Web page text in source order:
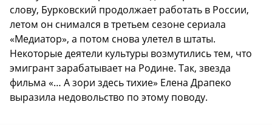
слову, Бурковский продолжает работать в России,
летом он снимался в третьем сезоне сериала
«Медиатор», а потом снова улетел в штаты.
Некоторые деятели культуры возмутились тем, что
эмигрант зарабатывает на Родине. Так, звезда
фильма «… А зори здесь тихие» Елена Драпеко
выразила недовольство по этому поводу.